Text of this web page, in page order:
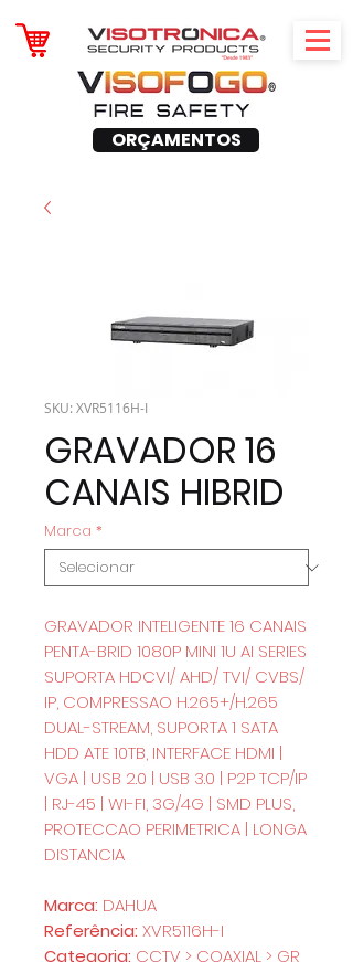
ORÇAMENTOS
SKU: XVR5116H-I
GRAVADOR 16
CANAIS HIBRID
Marca *
GRAVADOR INTELIGENTE 16 CANAIS
PENTA-BRID 1080P MINI 1U AI SERIES
SUPORTA HDCVI/ AHD/ TVI/ CVBS/
IP, COMPRESSAO H.265+/H.265
DUAL-STREAM, SUPORTA 1 SATA
HDD ATE 10TB, INTERFACE HDMI |
VGA | USB 2.0 | USB 3.0 | P2P TCP/IP
| RJ-45 | WI-FI, 3G/4G | SMD PLUS,
PROTECCAO PERIMETRICA | LONGA
DISTANCIA
Marca: DAHUA
Referência: XVR5116H-I
Categoria: CCTV > COAXIAL > GR